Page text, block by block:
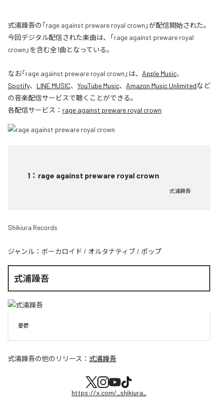
式浦躁吾の「rage against preware royal crown」が配信開始された。
今回デジタル配信された楽曲は、「rage against preware royal
crown」を含む全1曲となっている。
なお「rage against preware royal crown 」は、 Apple Music、
Spotify、 LINE MUSIC、 YouTube Music、 Amazon Music Unlimitedなど
の音楽配信サービスで聴くことができる。
各配信サービス： rage against preware royal crown
1 ： rage against preware royal crown
式浦躁吾
Shikiura Records
ジャンル： ボーカロイド / オルタナティブ / ポップ
式浦躁吾
憂鬱
式浦躁吾の他のリリース： 式浦躁吾
https://x.com/_shikiura_